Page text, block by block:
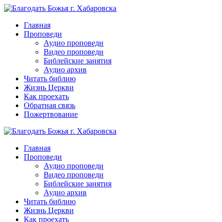
Перейти
контентуГлавная
Проповеди
Аудио проповеди
Видео проповеди
Библейские занятия
Аудио архив
Читать библию
Жизнь Церкви
Как проехать
Обратная связь
Пожертвование
Главная
Проповеди
Аудио проповеди
Видео проповеди
Библейские занятия
Аудио архив
Читать библию
Жизнь Церкви
Как проехать